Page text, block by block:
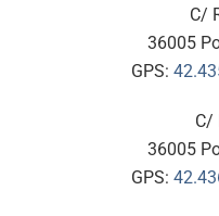
C/
36005
GPS:
C/
36005
GPS: